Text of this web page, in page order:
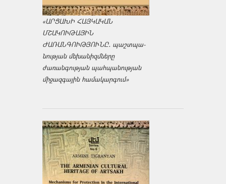
«ԱՐՑԱԽԻ ՀԱՅԿԱԿԱՆ
ՄՇԱԿՈՒԹԱՅԻՆ
ԺԱՌԱՆԳՈՒԹՅՈՒՆԸ․ պաշտպա­
նության մեխանիզմները
ժառանգության պահպանության
միջազ­գային համակարգում»